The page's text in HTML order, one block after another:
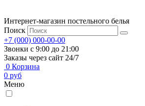
Интернет-магазин постельного белья
Поиск
+7 (000) 000-00-00
Звонки с 9:00 до 21:00
Заказы через сайт 24/7
0 Корзина
0 руб
Меню